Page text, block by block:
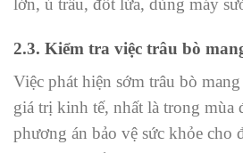
lớn, ủ trấu, đốt lửa, dùng máy
2.3. Kiểm tra việc trâu bò
Việc phát hiện sớm trâu bò
giá trị kinh tế, nhất là trong mùa
phương án bảo vệ sức khỏe cho